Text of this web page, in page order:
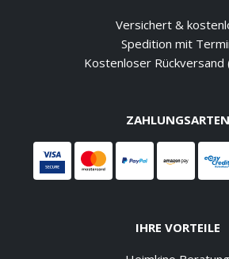
Versichert &
Spedition mit
Kostenloser Rückversand
ZAHLUNGSARTEN
IHRE VORTEILE